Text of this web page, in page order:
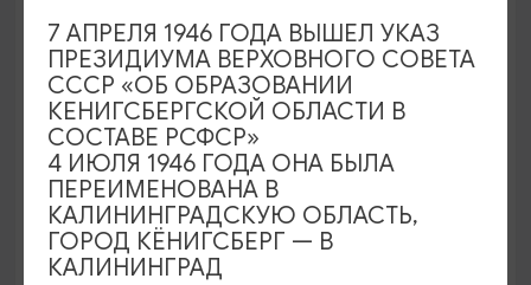
Концерт органной музыки: от Баха до
Queen («Квин»)
21.08.2026 - 26.08.2026, 19:00
Калининград, Калининградская областная
филармония им. Е.Ф. Светланова
ОТ 2500₽
7 АПРЕЛЯ 1946 ГОДА ВЫШЕЛ УКАЗ
ПРЕЗИДИУМА ВЕРХОВНОГО СОВЕТА
СССР «ОБ ОБРАЗОВАНИИ
КЕНИГСБЕРГСКОЙ ОБЛАСТИ В
СОСТАВЕ РСФСР»
4 ИЮЛЯ 1946 ГОДА ОНА БЫЛА
ПЕРЕИМЕНОВАНА В
КАЛИНИНГРАДСКУЮ ОБЛАСТЬ,
ГОРОД КЁНИГСБЕРГ — В
КАЛИНИНГРАД